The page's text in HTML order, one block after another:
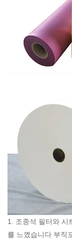
1. 조종석 필터와 시
를 느꼈습니다 부직